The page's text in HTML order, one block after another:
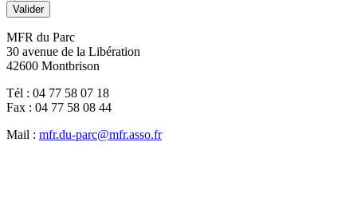
Valider
MFR du Parc
30 avenue de la Libération
42600 Montbrison
Tél : 04 77 58 07 18
Fax : 04 77 58 08 44
Mail : mfr.du-parc@mfr.asso.fr